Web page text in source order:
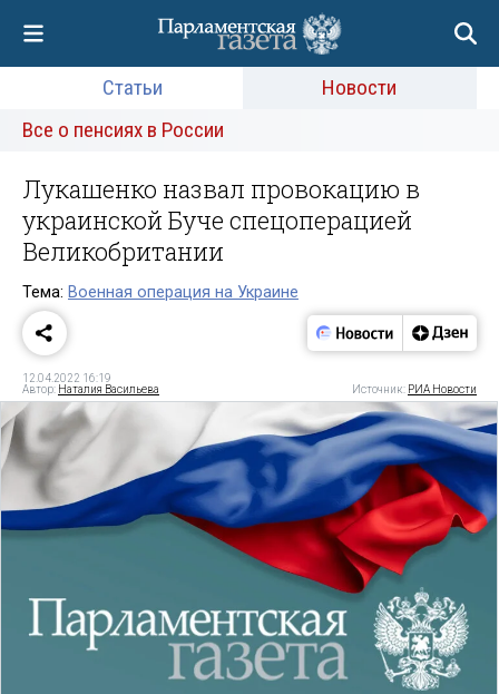
Статьи
Новости
Все о пенсиях в России
Лукашенко назвал провокацию в
украинской Буче спецоперацией
Великобритании
Тема: Военная операция на Украине
12.04.2022 16:19
Автор: Наталия Васильева Источник: РИА Новости